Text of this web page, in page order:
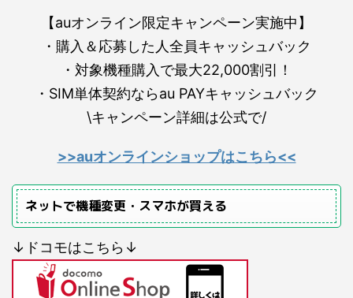
【auオンライン限定キャンペーン実施中】
・購入＆応募した人全員キャッシュバック
・対象機種購入で最大22,000割引！
・SIM単体契約ならau PAYキャッシュバック
\キャンペーン詳細は公式で/
>>auオンラインショップはこちら<<
ネットで機種変更・スマホが買える
↓ドコモはこちら↓